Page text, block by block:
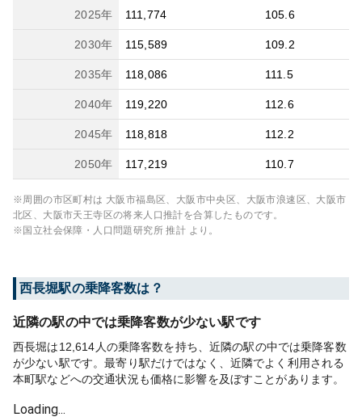
2025年 111,774 105.6
2030年 115,589 109.2
2035年 118,086 111.5
2040年 119,220 112.6
2045年 118,818 112.2
2050年 117,219 110.7
※周囲の市区町村は 大阪市福島区、大阪市中央区、大阪市浪速区、大阪市
北区、大阪市天王寺区の将来人口推計を合算したものです。
※国立社会保障・人口問題研究所 推計 より。
西長堀駅の乗降客数は？
近隣の駅の中では乗降客数が少ない駅です
西長堀は12,614人の乗降客数を持ち、近隣の駅の中では乗降客数
が少ない駅です。最寄り駅だけではなく、近隣でよく利用される
本町駅などへの交通状況も価格に影響を及ぼすことがあります。
Loading...